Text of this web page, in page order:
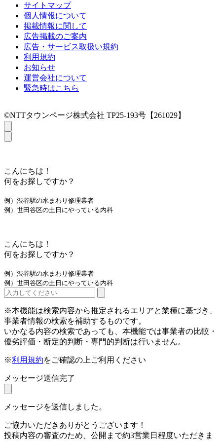
サイトマップ
個人情報について
掲載情報に関して
広告掲載のご案内
広告・サービス取扱い規約
利用規約
お知らせ
運営会社について
緊急時はこちら
©NTTタウンページ株式会社 TP25-193号【261029】
こんにちは！
何をお探しですか？
例）渋谷駅の水まわり修理業者
例）世田谷区の土日にやっている内科
こんにちは！
何をお探しですか？
例）渋谷駅の水まわり修理業者
例）世田谷区の土日にやっている内科
※本機能は検索内容から推定されるエリアと業種に基づき、
事業者情報の検索を補助するものです。
いかなる内容の検索であっても、本機能では事業者の比較・
優劣評価・断定的判断・専門的判断は行いません。
※利用規約をご確認の上ご利用ください
メッセージ送信完了
メッセージを送信しました。
ご協力いただきありがとうございます！
投稿内容の審査のため、公開まで約3営業日程度いただきま